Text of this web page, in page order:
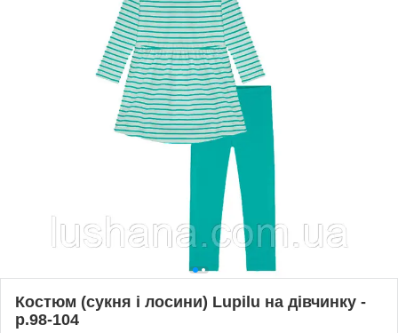
Костюм (сукня і лосини) Lupilu на дівчинку -
р.98-104